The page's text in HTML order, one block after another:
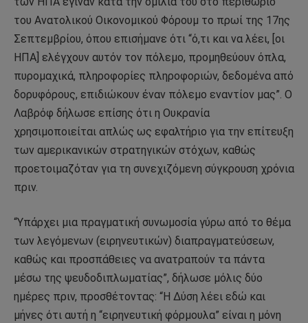
του Ανατολικού Οικονομικού Φόρουμ το πρωί της 17ης
Σεπτεμβρίου, όπου επισήμανε ότι “ό,τι και να λέει, [οι
ΗΠΑ] ελέγχουν αυτόν τον πόλεμο, προμηθεύουν όπλα,
πυρομαχικά, πληροφορίες πληροφοριών, δεδομένα από
δορυφόρους, επιδιώκουν έναν πόλεμο εναντίον μας”. Ο
Λαβρόφ δήλωσε επίσης ότι η Ουκρανία
χρησιμοποιείται απλώς ως εφαλτήριο για την επίτευξη
των αμερικανικών στρατηγικών στόχων, καθώς
προετοιμαζόταν για τη συνεχιζόμενη σύγκρουση χρόνια
πριν.
“Υπάρχει μια πραγματική συνωμοσία γύρω από το θέμα
των λεγόμενων (ειρηνευτικών) διαπραγματεύσεων,
καθώς και προσπάθειες να ανατραπούν τα πάντα
μέσω της ψευδοδιπλωματίας”, δήλωσε μόλις δύο
ημέρες πριν, προσθέτοντας: “Η Δύση λέει εδώ και
μήνες ότι αυτή η “ειρηνευτική φόρμουλα” είναι η μόνη